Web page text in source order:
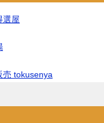
屋
売 tokusenya